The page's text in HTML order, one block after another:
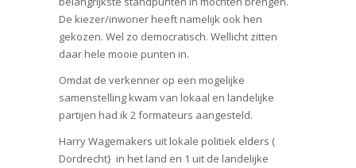
De kiezer/inwoner heeft namelijk ook hen
gekozen. Wel zo democratisch. Wellicht zitten
daar hele mooie punten in.
Omdat de verkenner op een mogelijke
samenstelling kwam van lokaal en landelijke
partijen had ik 2 formateurs aangesteld.
Harry Wagemakers uit lokale politiek elders (
Dordrecht} in het land en 1 uit de landelijke